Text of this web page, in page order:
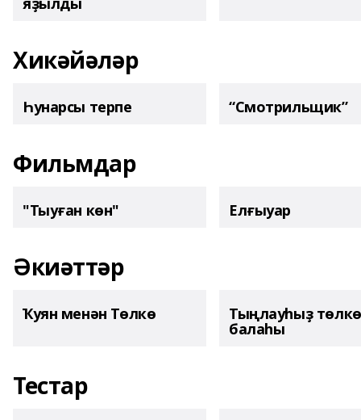
Хикәйәләр
Һунарсы терпе “Смотрильщик”
Фильмдар
"Тыуған көн" Елғыуар
Әкиәттәр
Ҡуян менән Төлкө Тыңлауһыҙ төлкө
балаһы
Тестар